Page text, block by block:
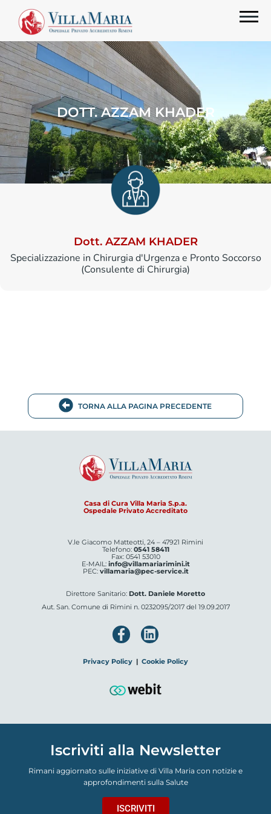
DOTT. AZZAM KHADER
Dott. AZZAM KHADER
Specializzazione in Chirurgia d'Urgenza e Pronto Soccorso
(Consulente di Chirurgia)
TORNA ALLA PAGINA PRECEDENTE
Casa di Cura Villa Maria S.p.a.
Ospedale Privato Accreditato
V.le Giacomo Matteotti, 24 – 47921 Rimini
Telefono: 0541 58411
Fax: 0541 53010
E-MAIL: info@villamariarimini.it
PEC: villamaria@pec-service.it
Direttore Sanitario: Dott. Daniele Moretto
Aut. San. Comune di Rimini n. 0232095/2017 del 19.09.2017
Privacy Policy | Cookie Policy
Iscriviti alla Newsletter
Rimani aggiornato sulle iniziative di Villa Maria con notizie e
approfondimenti sulla Salute
ISCRIVITI